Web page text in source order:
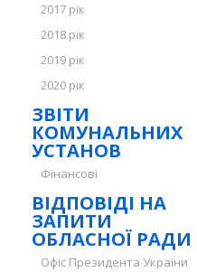
2017 рік
2018 рік
2019 рік
2020 рік
ЗВІТИ
КОМУНАЛЬНИХ
УСТАНОВ
Фінансові
ВІДПОВІДІ НА
ЗАПИТИ
ОБЛАСНОЇ РАДИ
Офіс Президента України